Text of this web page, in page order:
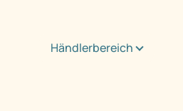
Händlerbereich